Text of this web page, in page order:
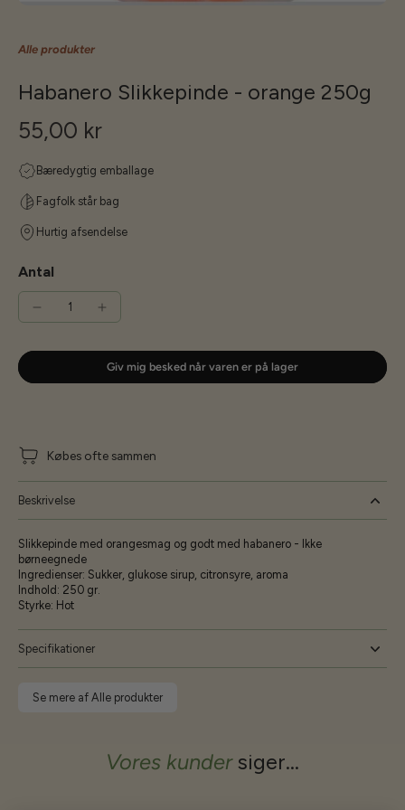
Alle produkter
Habanero Slikkepinde - orange 250g
55,00 kr
Bæredygtig emballage
Fagfolk står bag
Hurtig afsendelse
Antal
Giv mig besked når varen er på lager
Købes ofte sammen
Beskrivelse
Slikkepinde med orangesmag og godt med habanero - Ikke
børneegnede
Ingredienser: Sukker, glukose sirup, citronsyre, aroma
Indhold: 250 gr.
Styrke: Hot
Specifikationer
Se mere af Alle produkter
Vores kundersiger...